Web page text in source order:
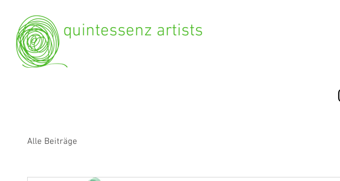
quintessenz artists
Alle Beiträge